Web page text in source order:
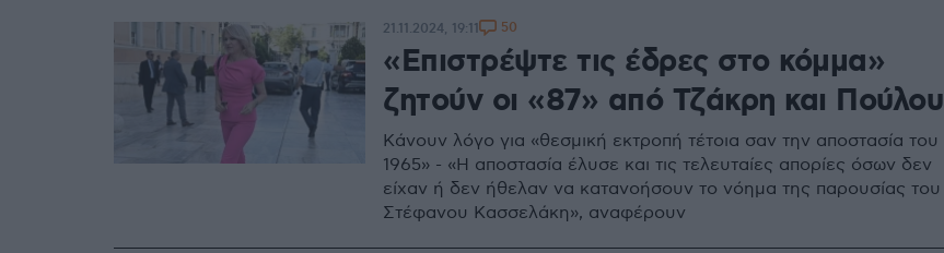
«Επιστρέψτε τις έδρες στο κόμμα»
ζητούν οι «87» από Τζάκρη και Πούλου
Κάνουν λόγο για «θεσμική εκτροπή τέτοια σαν την αποστασία του
1965» - «Η αποστασία έλυσε και τις τελευταίες απορίες όσων δεν
είχαν ή δεν ήθελαν να κατανοήσουν το νόημα της παρουσίας του
Στέφανου Κασσελάκη», αναφέρουν
21.11.2024, 19:11 50